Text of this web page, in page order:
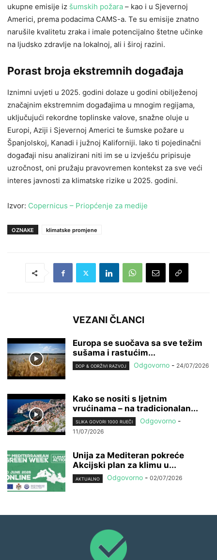
ukupne emisije iz šumskih požara – kao i u Sjevernoj
Americi, prema podacima CAMS-a. Te su emisije znatno
narušile kvalitetu zraka i imale potencijalno štetne učinke
na ljudsko zdravlje na lokalnoj, ali i široj razini.
Porast broja ekstremnih događaja
Iznimni uvjeti u 2025. godini dolaze u godini obilježenoj
značajnim ekstremnim događajima u mnogim regijama,
uključujući rekordne toplinske valove, snažne oluje u
Europi, Aziji i Sjevernoj Americi te šumske požare u
Španjolskoj, Kanadi i južnoj Kaliforniji. Iako ti pojedinačni
događaji nisu analizirani niti im se u izvješću pripisuje
uzročnost, oni pružaju pravovremen kontekst za sve veći
interes javnosti za klimatske rizike u 2025. godini.
Izvor: Copernicus – Priopćenje za medije
OZNAKE klimatske promjene
VEZANI ČLANCI
Europa se suočava sa sve težim
sušama i rastućim...
DOP & ODRŽIVI RAZVOJ Odgovorno - 24/07/2026
Kako se nositi s ljetnim
vrućinama – na tradicionalan...
SLIKA GOVORI 1000 RIJEČI Odgovorno -
11/07/2026
Unija za Mediteran pokreće
Akcijski plan za klimu u...
AKTUALNO Odgovorno - 02/07/2026